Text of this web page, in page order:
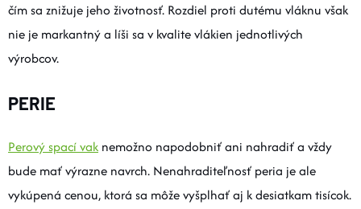
čím sa znižuje jeho životnosť. Rozdiel proti dutému vláknu však
nie je markantný a líši sa v kvalite vlákien jednotlivých
výrobcov.
PERIE
Perový spací vak nemožno napodobniť ani nahradiť a vždy
bude mať výrazne navrch. Nenahraditeľnosť peria je ale
vykúpená cenou, ktorá sa môže vyšplhať aj k desiatkam tisícok.